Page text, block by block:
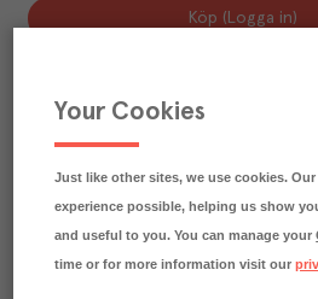
Köp (Logga in)
Your Cookies
Just like other sites, we use cookies.
experience possible, helping us show
and useful to you. You can manage your
time or for more information visit our